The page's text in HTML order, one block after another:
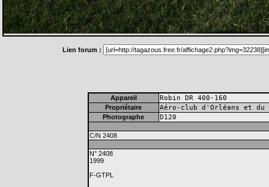
Lien forum :
Appareil Robin DR 400-160
Propriétaire Aéro-club d'Orléans et
Photographe D120
C/N 2408
N° 2408
1999
F-GTPL